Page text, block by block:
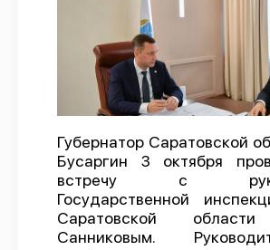
Предложить
Справочник
API
О проекте
Политика
Губернатор Саратовской
Бусаргин 3 октября
встречу с
Государственной
Саратовской
Санниковым.